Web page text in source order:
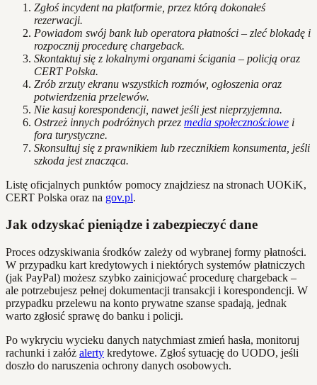
Zgłoś incydent na platformie, przez którą dokonałeś
rezerwacji.
Powiadom swój bank lub operatora płatności – zleć blokadę i
rozpocznij procedurę chargeback.
Skontaktuj się z lokalnymi organami ścigania – policją oraz
CERT Polska.
Zrób zrzuty ekranu wszystkich rozmów, ogłoszenia oraz
potwierdzenia przelewów.
Nie kasuj korespondencji, nawet jeśli jest nieprzyjemna.
Ostrzeż innych podróżnych przez media społecznościowe i
fora turystyczne.
Skonsultuj się z prawnikiem lub rzecznikiem konsumenta, jeśli
szkoda jest znacząca.
Listę oficjalnych punktów pomocy znajdziesz na stronach UOKiK,
CERT Polska oraz na gov.pl.
Jak odzyskać pieniądze i zabezpieczyć dane
Proces odzyskiwania środków zależy od wybranej formy płatności.
W przypadku kart kredytowych i niektórych systemów płatniczych
(jak PayPal) możesz szybko zainicjować procedurę chargeback –
ale potrzebujesz pełnej dokumentacji transakcji i korespondencji. W
przypadku przelewu na konto prywatne szanse spadają, jednak
warto zgłosić sprawę do banku i policji.
Po wykryciu wycieku danych natychmiast zmień hasła, monitoruj
rachunki i załóż alerty kredytowe. Zgłoś sytuację do UODO, jeśli
doszło do naruszenia ochrony danych osobowych.